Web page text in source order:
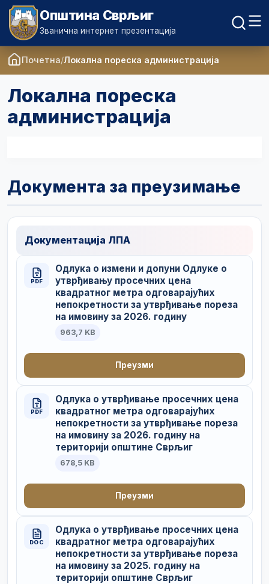
Општина Сврљиг
Званична интернет презентација
Почетна Локална пореска администрација
Локална пореска
администрација
Документа за преузимање
Документација ЛПА
PDF
Одлука о измени и допуни Одлуке о
утврђивању просечних цена
квадратног метра одговарајућих
непокретности за утврђивање пореза
на имовину за 2026. годину
963,7 KB
Преузми
PDF
Одлука о утврђивање просечних цена
квадратног метра одговарајућих
непокретности за утврђивање пореза
на имовину за 2026. годину на
територији општине Сврљиг
678,5 KB
Преузми
DOC
Одлука о утврђивање просечних цена
квадратног метра одговарајућих
непокретности за утврђивање пореза
на имовину за 2025. годину на
територији општине Сврљиг